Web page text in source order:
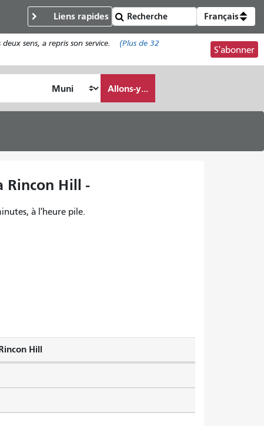
Liens rapides Français
sens, a repris son service. (Plus de 32
S'abonner
Allons-y...
Rincon Hill -
à l'heure pile.
Hill